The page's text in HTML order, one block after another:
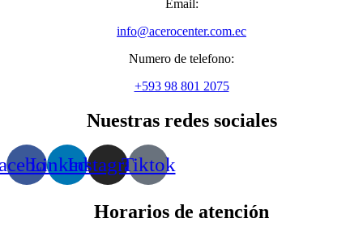
Email:
info@acerocenter.com.ec
Numero de telefono:
+593 98 801 2075
Nuestras redes sociales
LinkedinInstagramTiktok
Horarios de atención